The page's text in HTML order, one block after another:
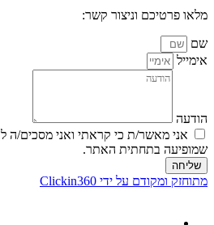
מלאו פרטיכם וניצור קשר:
שם
אימייל
הודעה
אני מאשר/ת כי קראתי ואני מסכים/ה ל
שמופיעה בתחתית האתר.
שליחה
מתוחזק ומקודם על ידי Clickin360